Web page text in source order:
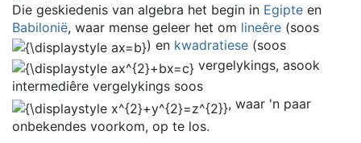
Die geskiedenis van algebra het begin in Egipte en
Babilonië, waar mense geleer het om lineêre (soos
) en kwadratiese (soos
vergelykings, asook
intermediêre vergelykings soos
, waar 'n paar
onbekendes voorkom, op te los.